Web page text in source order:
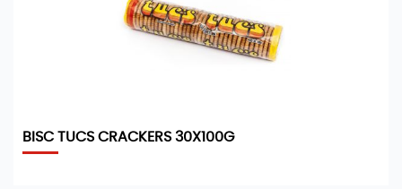
BISC TUCS CRACKERS 30X100G